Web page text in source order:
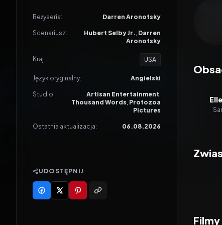
Reżyseria: Darren Aronofsky
Scenariusz: Hubert Selby Jr., Darren
Aronofsky
Kraj: USA
Język oryginalny: Angielski
Studio: Artisan Entertainment,
Thousand Words, Protozoa
Pictures
Ostatnia aktualizacja: 06.08.2026
UDOSTĘPNIJ